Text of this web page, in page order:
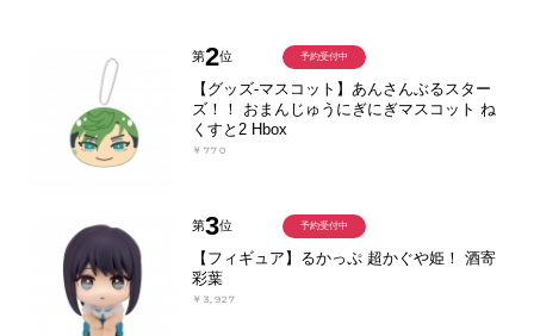
第2位
【グッズ-マスコット】あんさんぶるスター
ズ！！ おまんじゅうにぎにぎマスコット ね
くすと2 Hbox
￥770
予約受付中
第3位
【フィギュア】るかっぷ 超かぐや姫！ 酒寄
彩葉
￥3,927
予約受付中